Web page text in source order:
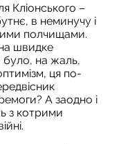
Кліонського –
в неминучу і
полчищами.
швидке
було, на жаль,
ця по-
А заодно і
з котрими